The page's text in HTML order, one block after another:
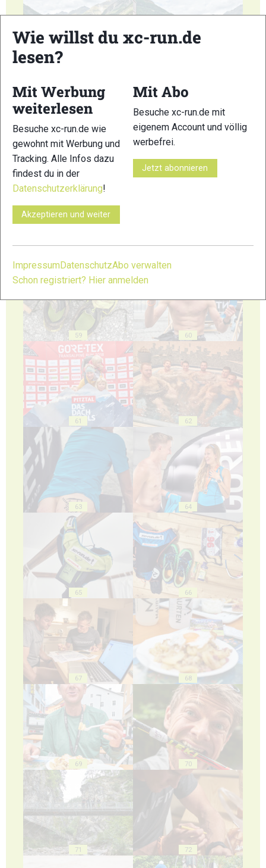
55 56
59 60
61 62
63 64
65 66
67 68
69 70
71 72
Wie willst du xc-run.de
lesen?
Mit Werbung
weiterlesen
Besuche xc-run.de wie
gewohnt mit Werbung und
Tracking. Alle Infos dazu
findest du in der
Datenschutzerklärung!
Akzeptieren und weiter
Mit Abo
Besuche xc-run.de mit
eigenem Account und völlig
werbefrei.
Jetzt abonnieren
ImpressumDatenschutzAbo verwalten
Schon registriert? Hier anmelden